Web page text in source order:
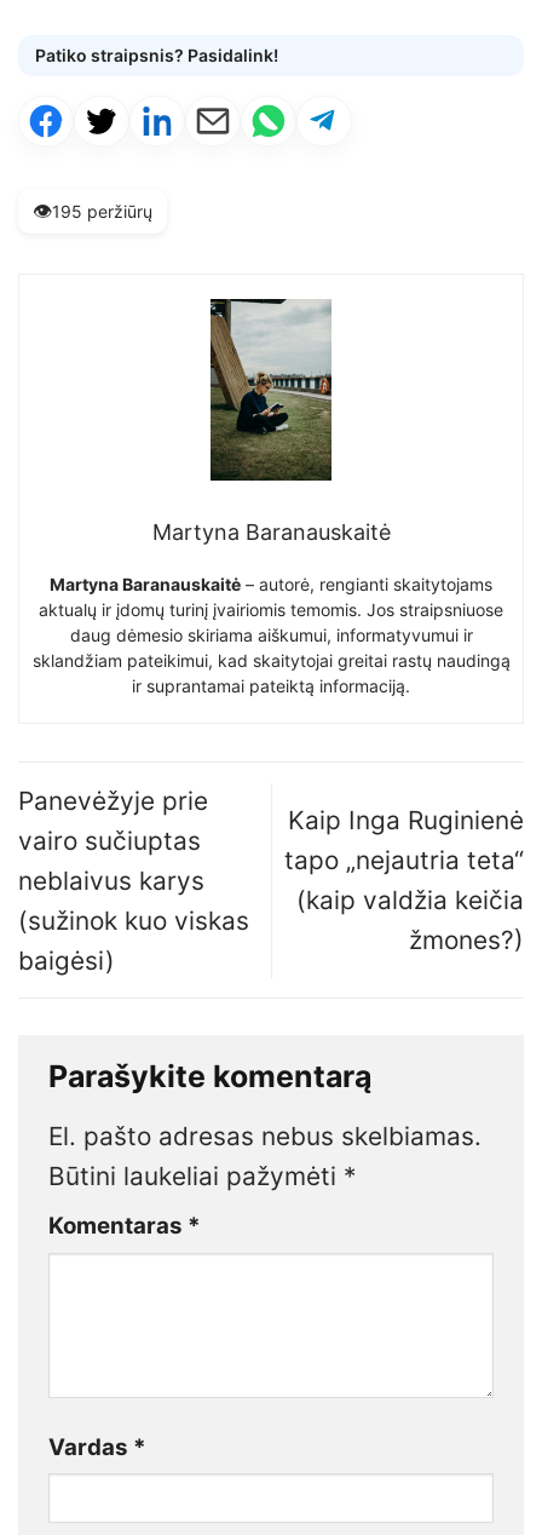
Patiko straipsnis? Pasidalink!
👁️195 peržiūrų
Martyna Baranauskaitė
Martyna Baranauskaitė – autorė, rengianti skaitytojams
aktualų ir įdomų turinį įvairiomis temomis. Jos straipsniuose
daug dėmesio skiriama aiškumui, informatyvumui ir
sklandžiam pateikimui, kad skaitytojai greitai rastų naudingą
ir suprantamai pateiktą informaciją.
Panevėžyje prie
vairo sučiuptas
neblaivus karys
(sužinok kuo viskas
baigėsi)
Kaip Inga Ruginienė
tapo „nejautria teta“
(kaip valdžia keičia
žmones?)
Parašykite komentarą
El. pašto adresas nebus skelbiamas.
Būtini laukeliai pažymėti *
Komentaras *
Vardas *